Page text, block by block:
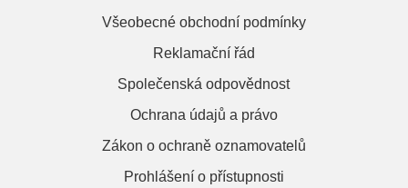
Všeobecné obchodní podmínky
Reklamační řád
Společenská odpovědnost
Ochrana údajů a právo
Zákon o ochraně oznamovatelů
Prohlášení o přístupnosti